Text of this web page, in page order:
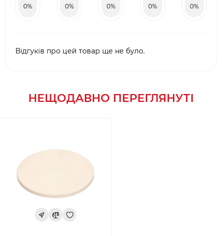
0% 0% 0% 0% 0%
Відгуків про цей товар ще не було.
НЕЩОДАВНО ПЕРЕГЛЯНУТІ